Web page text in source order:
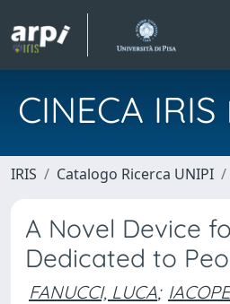
CINECA IRIS
IRIS Catalogo Ricerca UNIPI
A Novel Device
Dedicated to
FANUCCI, LUCA;